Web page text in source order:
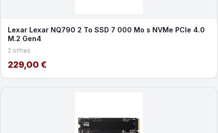
Lexar Lexar NQ790 2 To SSD 7 000 Mo s NVMe PCIe 4.0
M.2 Gen4
2 offres
229,00 €